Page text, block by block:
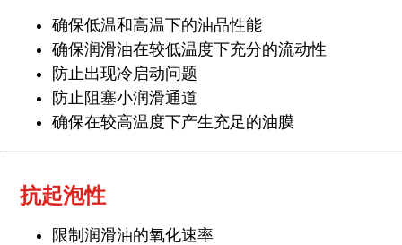
确保低温和高温下的油品性能
确保润滑油在较低温度下充分的流动性
防止出现冷启动问题
防止阻塞小润滑通道
确保在较高温度下产生充足的油膜
抗起泡性
限制润滑油的氧化速率